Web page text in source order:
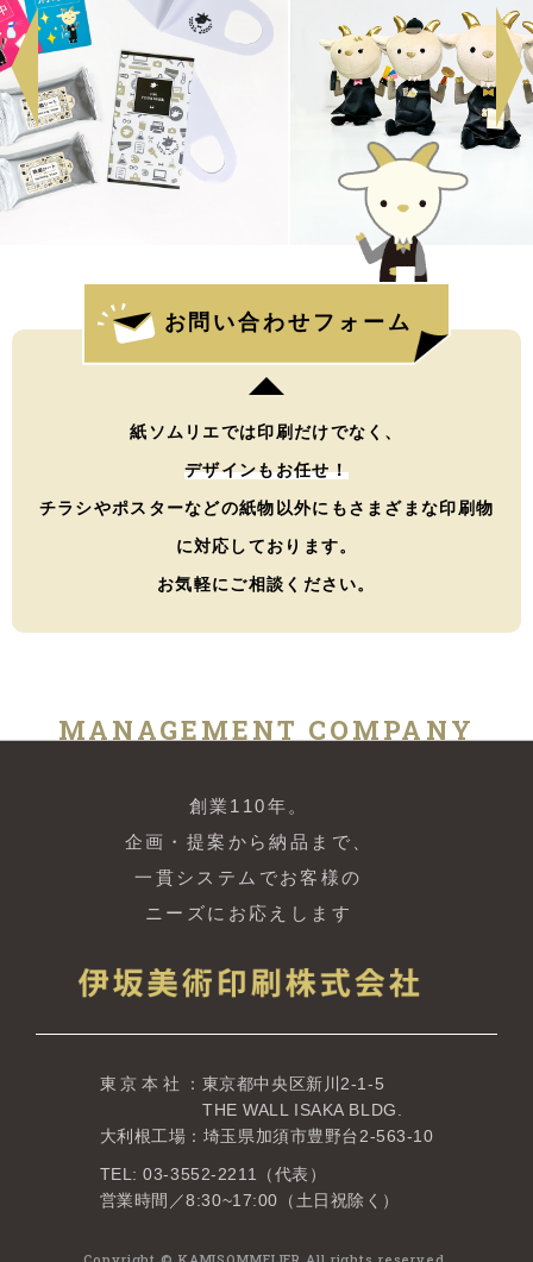
お問い合わせフォーム
紙ソムリエでは印刷だけでなく、
デザインもお任せ！
チラシやポスターなどの紙物以外にもさまざまな印刷物
に対応しております。
お気軽にご相談ください。
MANAGEMENT COMPANY
創業110年。
企画・提案から納品まで、
一貫システムでお客様の
ニーズにお応えします
東京本社
：東京都中央区新川2-1-5
THE WALL ISAKA BLDG.
大利根工場：埼玉県加須市豊野台2-563-10
TEL: 03-3552-2211（代表）
営業時間／8:30~17:00（土日祝除く）